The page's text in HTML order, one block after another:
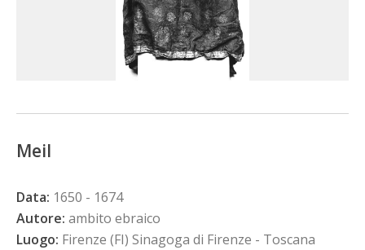
Meil
Data: 1650 - 1674
Autore: ambito ebraico
Luogo: Firenze (FI) Sinagoga di Firenze - Toscana